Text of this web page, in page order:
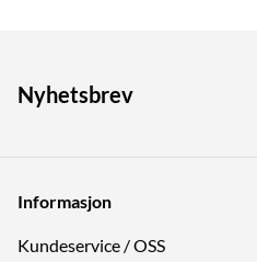
Nyhetsbrev
Informasjon
Kundeservice / OSS